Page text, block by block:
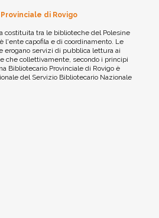
di Rovigo
costituita tra le biblioteche del Polesine
l'ente capofila e di coordinamento. Le
erogano servizi di pubblica lettura ai
che collettivamente, secondo i principi
Bibliotecario Provinciale di Rovigo è
del Servizio Bibliotecario Nazionale